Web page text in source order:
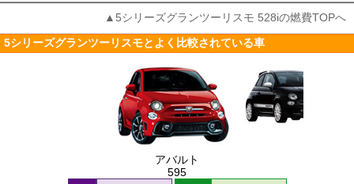
▲5シリーズグランツーリスモ 528iの燃費TOPへ
5シリーズグランツーリスモとよく比較されている車
アバルト
595